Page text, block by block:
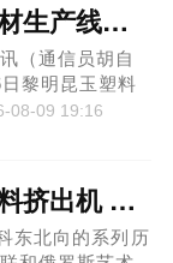
昆玉塑料管材生产线厂家 建始：朝雾漫江山 日出耀山野
（通信员胡自
黎明昆玉塑料
建始山城迎来
奔...
08-09 19:16
鄂尔多斯塑料挤出机 俄罗斯“金环”夏季好意思景
东北向的系列历